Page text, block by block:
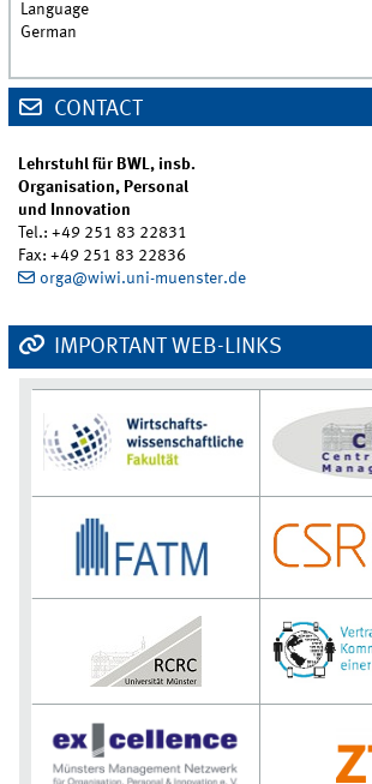
Language
German
CONTACT
Lehrstuhl für BWL, insb.
Organisation, Personal
und Innovation
Tel.: +49 251 83 22831
Fax: +49 251 83 22836
orga@wiwi.uni-muenster.de
IMPORTANT WEB-LINKS